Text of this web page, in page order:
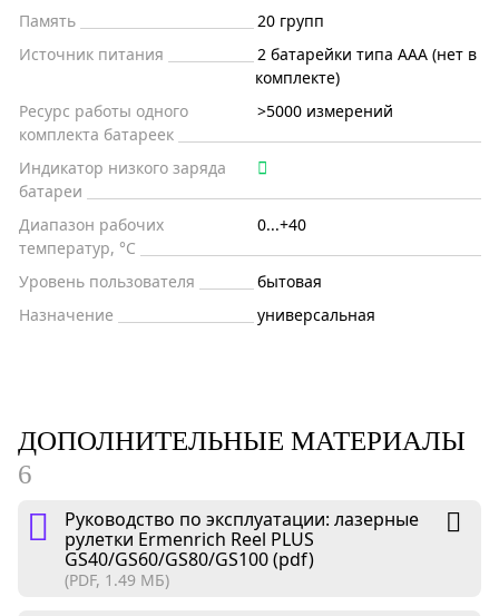
Память
20 групп
Источник питания
2 батарейки типа AAA (нет в
комплекте)
Ресурс работы одного
комплекта батареек
>5000 измерений
Индикатор низкого заряда
батареи
Диапазон рабочих
температур, °С
0...+40
Уровень пользователя
бытовая
Назначение
универсальная
ДОПОЛНИТЕЛЬНЫЕ МАТЕРИАЛЫ
6
Руководство по эксплуатации: лазерные
рулетки Ermenrich Reel PLUS
GS40/GS60/GS80/GS100 (pdf)
(PDF, 1.49 МБ)